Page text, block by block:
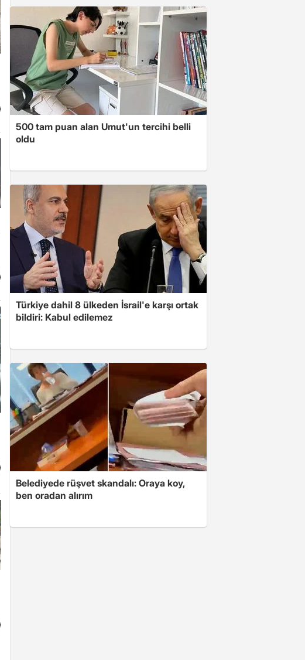
500 tam puan alan Umut'un tercihi belli
oldu
Türkiye dahil 8 ülkeden İsrail'e karşı ortak
bildiri: Kabul edilemez
Belediyede rüşvet skandalı: Oraya koy,
ben oradan alırım